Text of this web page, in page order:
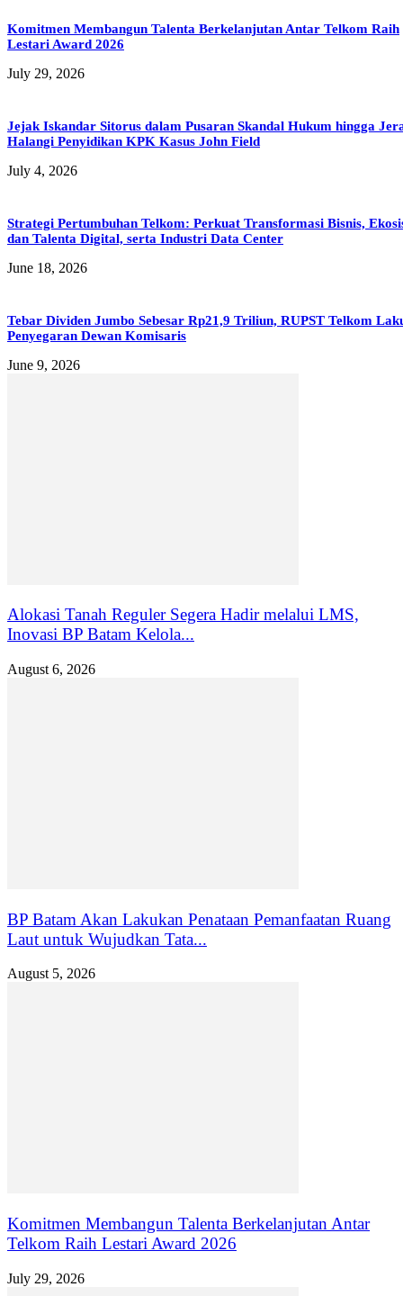
Komitmen Membangun Talenta Berkelanjutan Antar Telkom Raih
Lestari Award 2026
July 29, 2026
Jejak Iskandar Sitorus dalam Pusaran Skandal Hukum hingga
Halangi Penyidikan KPK Kasus John Field
July 4, 2026
Strategi Pertumbuhan Telkom: Perkuat Transformasi Bisnis,
dan Talenta Digital, serta Industri Data Center
June 18, 2026
Tebar Dividen Jumbo Sebesar Rp21,9 Triliun, RUPST Telkom
Penyegaran Dewan Komisaris
June 9, 2026
Alokasi Tanah Reguler Segera Hadir melalui LMS,
Inovasi BP Batam Kelola...
August 6, 2026
BP Batam Akan Lakukan Penataan Pemanfaatan Ruang
Laut untuk Wujudkan Tata...
August 5, 2026
Komitmen Membangun Talenta Berkelanjutan Antar
Telkom Raih Lestari Award 2026
July 29, 2026